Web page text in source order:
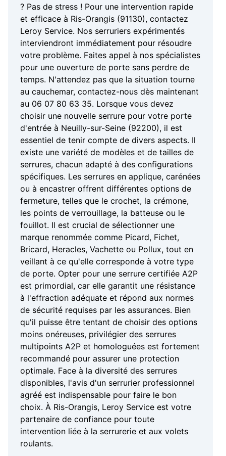
? Pas de stress ! Pour une intervention rapide
et efficace à Ris-Orangis (91130), contactez
Leroy Service. Nos serruriers expérimentés
interviendront immédiatement pour résoudre
votre problème. Faites appel à nos spécialistes
pour une ouverture de porte sans perdre de
temps. N'attendez pas que la situation tourne
au cauchemar, contactez-nous dès maintenant
au 06 07 80 63 35. Lorsque vous devez
choisir une nouvelle serrure pour votre porte
d'entrée à Neuilly-sur-Seine (92200), il est
essentiel de tenir compte de divers aspects. Il
existe une variété de modèles et de tailles de
serrures, chacun adapté à des configurations
spécifiques. Les serrures en applique, carénées
ou à encastrer offrent différentes options de
fermeture, telles que le crochet, la crémone,
les points de verrouillage, la batteuse ou le
fouillot. Il est crucial de sélectionner une
marque renommée comme Picard, Fichet,
Bricard, Heracles, Vachette ou Pollux, tout en
veillant à ce qu'elle corresponde à votre type
de porte. Opter pour une serrure certifiée A2P
est primordial, car elle garantit une résistance
à l'effraction adéquate et répond aux normes
de sécurité requises par les assurances. Bien
qu'il puisse être tentant de choisir des options
moins onéreuses, privilégier des serrures
multipoints A2P et homologuées est fortement
recommandé pour assurer une protection
optimale. Face à la diversité des serrures
disponibles, l'avis d'un serrurier professionnel
agréé est indispensable pour faire le bon
choix. À Ris-Orangis, Leroy Service est votre
partenaire de confiance pour toute
intervention liée à la serrurerie et aux volets
roulants.